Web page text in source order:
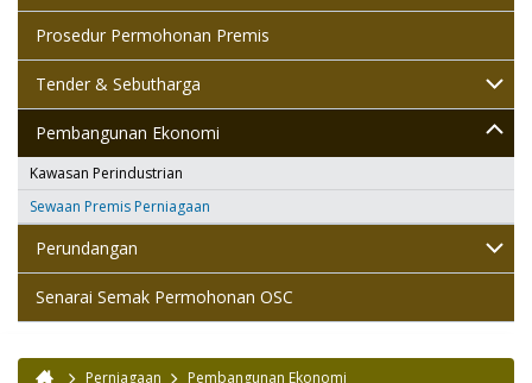
Prosedur Permohonan Premis
Tender & Sebutharga
Pembangunan Ekonomi
Kawasan Perindustrian
Sewaan Premis Perniagaan
Perundangan
Senarai Semak Permohonan OSC
Perniagaan Pembangunan Ekonomi